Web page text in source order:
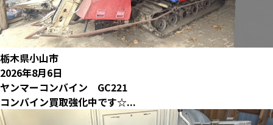
栃木県小山市
2026年8月6日
ヤンマーコンバイン GC221
コンバイン買取強化中です☆...